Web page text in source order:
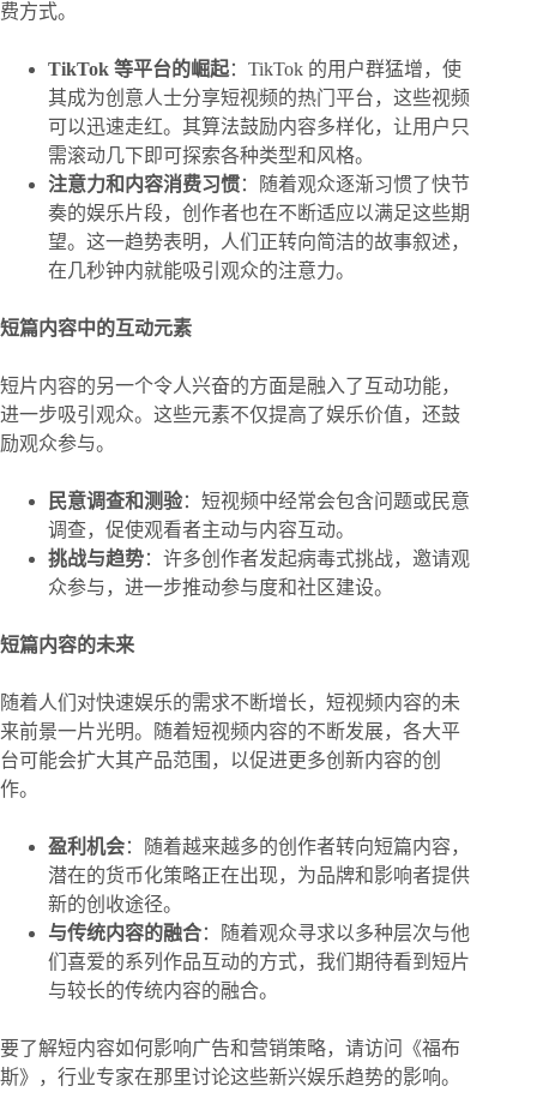
费方式。
TikTok 等平台的崛起：TikTok 的用户群猛增，使
其成为创意人士分享短视频的热门平台，这些视频
可以迅速走红。其算法鼓励内容多样化，让用户只
需滚动几下即可探索各种类型和风格。
注意力和内容消费习惯：随着观众逐渐习惯了快节
奏的娱乐片段，创作者也在不断适应以满足这些期
望。这一趋势表明，人们正转向简洁的故事叙述，
在几秒钟内就能吸引观众的注意力。
短篇内容中的互动元素
短片内容的另一个令人兴奋的方面是融入了互动功能，
进一步吸引观众。这些元素不仅提高了娱乐价值，还鼓
励观众参与。
民意调查和测验：短视频中经常会包含问题或民意
调查，促使观看者主动与内容互动。
挑战与趋势：许多创作者发起病毒式挑战，邀请观
众参与，进一步推动参与度和社区建设。
短篇内容的未来
随着人们对快速娱乐的需求不断增长，短视频内容的未
来前景一片光明。随着短视频内容的不断发展，各大平
台可能会扩大其产品范围，以促进更多创新内容的创
作。
盈利机会：随着越来越多的创作者转向短篇内容，
潜在的货币化策略正在出现，为品牌和影响者提供
新的创收途径。
与传统内容的融合：随着观众寻求以多种层次与他
们喜爱的系列作品互动的方式，我们期待看到短片
与较长的传统内容的融合。
要了解短内容如何影响广告和营销策略，请访问《福布
斯》，行业专家在那里讨论这些新兴娱乐趋势的影响。